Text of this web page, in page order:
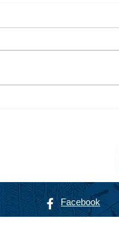
Facebook